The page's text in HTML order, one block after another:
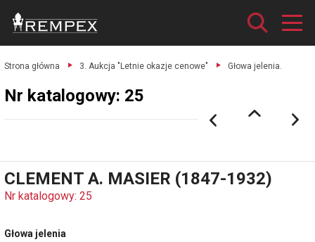
Strona główna 3. Aukcja "Letnie okazje cenowe" Głowa jelenia.
Nr katalogowy: 25
CLEMENT A. MASIER (1847-1932)
Nr katalogowy: 25
Głowa jelenia